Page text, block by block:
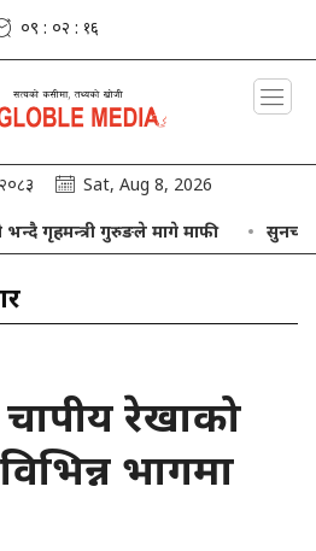
०९ : ०२ : १७
Sat, Aug 8, 2026
गुरुङले मागे माफी सुनचाँदीको
रेखाको
भागमा